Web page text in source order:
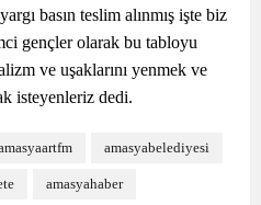
basın teslim alınmış işte biz
gençler olarak bu tabloyu
ve uşaklarını yenmek ve
isteyenleriz dedi.
amasyabelediyesi
amasyahaber